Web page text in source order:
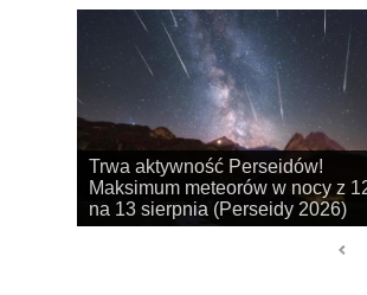
Rozpoczyna się sezon na
obserwacje obłoków srebrzystych!